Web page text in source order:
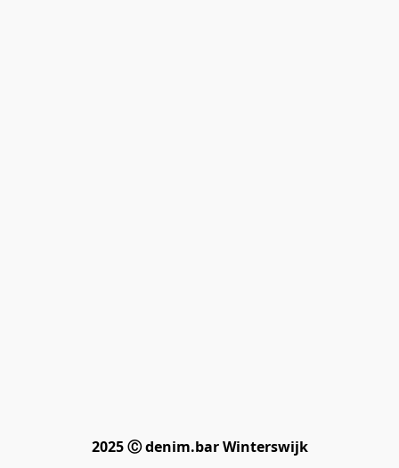
2025 Ⓒ denim.bar Winterswijk